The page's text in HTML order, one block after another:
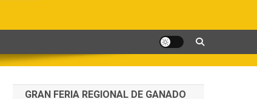
GRAN FERIA REGIONAL DE GANADO